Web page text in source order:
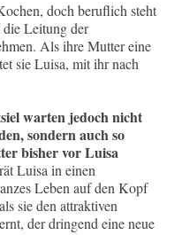
doch beruflich steht
Leitung der
Als ihre Mutter eine
sie Luisa, mit ihr nach
warten jedoch nicht
sondern auch so
bisher vor Luisa
Luisa in einen
Leben auf den Kopf
sie den attraktiven
der dringend eine neue